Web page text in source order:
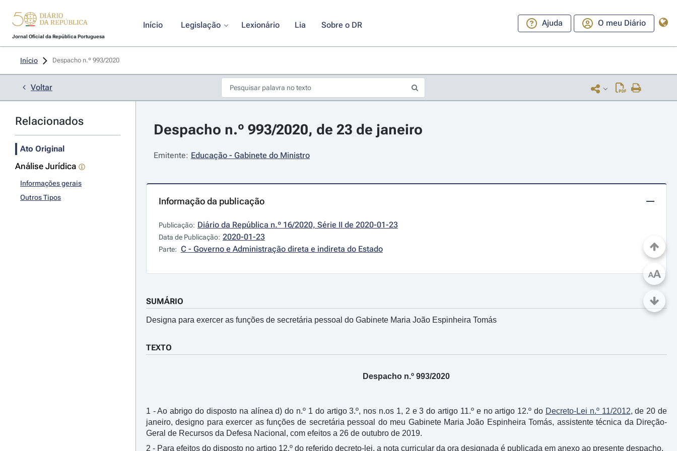
Jornal Oficial da República Portuguesa
Início Legislação Lexionário Lia Sobre o DR Ajuda O meu Diário
Início Despacho n.º 993/2020
Voltar
Relacionados
Ato Original
Análise Jurídica
Informações gerais
Outros Tipos
Despacho n.º 993/2020, de 23 de janeiro
Emitente: Educação - Gabinete do Ministro
Informação da publicação
Publicação: Diário da República n.º 16/2020, Série II de 2020-01-23
Data de Publicação: 2020-01-23
Parte: C - Governo e Administração direta e indireta do Estado
SUMÁRIO
Designa para exercer as funções de secretária pessoal do Gabinete Maria João Espinheira Tomás
TEXTO
Despacho n.º 993/2020
1 - Ao abrigo do disposto na alínea d) do n.º 1 do artigo 3.º, nos n.os 1, 2 e 3 do artigo 11.º e no artigo 12.º do Decreto-Lei n.º 11/2012, de 20 de
janeiro, designo para exercer as funções de secretária pessoal do meu Gabinete Maria João Espinheira Tomás, assistente técnica da Direção-
Geral de Recursos da Defesa Nacional, com efeitos a 26 de outubro de 2019.
2 - Para efeitos do disposto no artigo 12.º do referido decreto-lei, a nota curricular da ora designada é publicada em anexo ao presente despacho.
AA